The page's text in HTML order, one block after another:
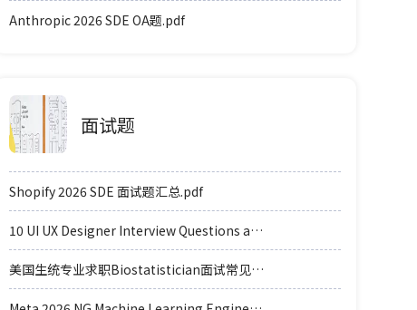
Anthropic 2026 SDE OA题.pdf
面试题
Shopify 2026 SDE 面试题汇总.pdf
10 UI UX Designer Interview Questions and Answers.pdf
美国生统专业求职Biostatistician面试常见例题题型.pdf